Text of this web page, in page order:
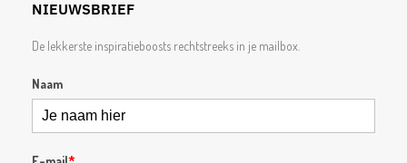
NIEUWSBRIEF
De lekkerste inspiratieboosts rechtstreeks in je mailbox.
Naam